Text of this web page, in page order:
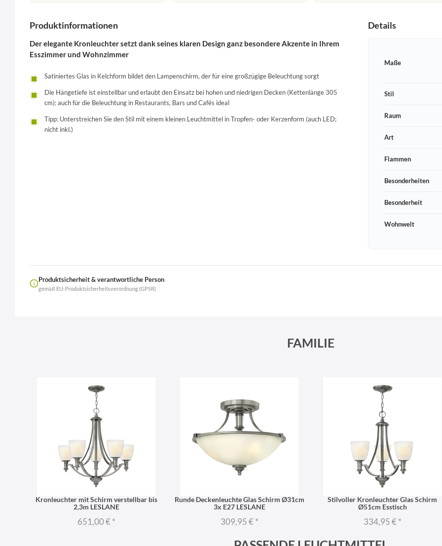
Produktinformationen
Der elegante Kronleuchter setzt dank seines klaren Design ganz besondere Akzente in Ihrem
Esszimmer und Wohnzimmer
Satiniertes Glas in Kelchform bildet den Lampenschirm, der für eine großzügige Beleuchtung sorgt
Die Hängetiefe ist einstellbar und erlaubt den Einsatz bei hohen und niedrigen Decken (Kettenlänge 305
cm): auch für die Beleuchtung in Restaurants, Bars und Cafés ideal
Tipp: Unterstreichen Sie den Stil mit einem kleinen Leuchtmittel in Tropfen- oder Kerzenform (auch LED;
nicht inkl.)
Details
Maße
Stil
Raum
Art
Flammen
Besonderheiten
Besonderheit
Wohnwelt
Produktsicherheit & verantwortliche Person
gemäß EU-Produktsicherheitsverordnung (GPSR)
FAMILIE
Kronleuchter mit Schirm verstellbar bis
2,3m LESLANE
651,00 €*
Runde Deckenleuchte Glas Schirm Ø31cm
3x E27 LESLANE
309,95 €*
Stilvoller Kronleuchter Glas Schirm
Ø51cm Esstisch
334,95 €*